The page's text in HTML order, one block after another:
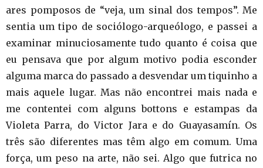
ares pomposos de “veja, um sinal dos tempos”. Me
sentia um tipo de sociólogo-arqueólogo, e passei a
examinar minuciosamente tudo quanto é coisa que
eu pensava que por algum motivo podia esconder
alguma marca do passado a desvendar um tiquinho a
mais aquele lugar. Mas não encontrei mais nada e
me contentei com alguns bottons e estampas da
Violeta Parra, do Victor Jara e do Guayasamín. Os
três são diferentes mas têm algo em comum. Uma
força, um peso na arte, não sei. Algo que futrica no